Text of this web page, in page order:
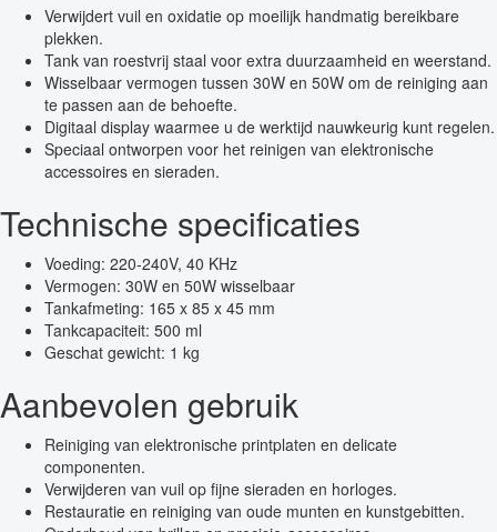
Verwijdert vuil en oxidatie op moeilijk handmatig bereikbare
plekken.
Tank van roestvrij staal voor extra duurzaamheid en weerstand.
Wisselbaar vermogen tussen 30W en 50W om de reiniging aan
te passen aan de behoefte.
Digitaal display waarmee u de werktijd nauwkeurig kunt regelen.
Speciaal ontworpen voor het reinigen van elektronische
accessoires en sieraden.
Technische specificaties
Voeding: 220-240V, 40 KHz
Vermogen: 30W en 50W wisselbaar
Tankafmeting: 165 x 85 x 45 mm
Tankcapaciteit: 500 ml
Geschat gewicht: 1 kg
Aanbevolen gebruik
Reiniging van elektronische printplaten en delicate
componenten.
Verwijderen van vuil op fijne sieraden en horloges.
Restauratie en reiniging van oude munten en kunstgebitten.